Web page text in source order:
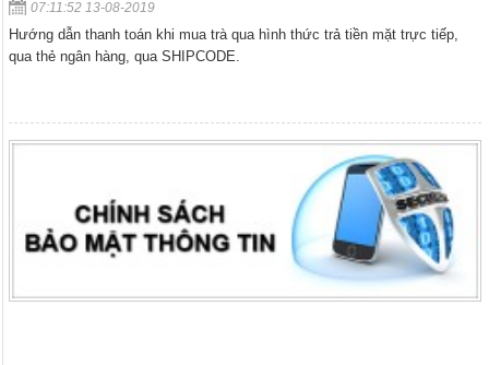
07:11:52 13-08-2019
Hướng dẫn thanh toán khi mua trà qua hình thức trả tiền mặt trực tiếp,
qua thẻ ngân hàng, qua SHIPCODE.